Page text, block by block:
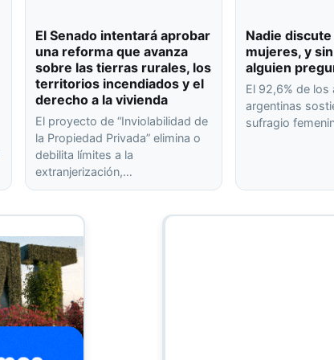
El Senado intentará aprobar
una reforma que avanza
sobre las tierras rurales, los
territorios incendiados y el
derecho a la vivienda
El proyecto de “Inviolabilidad de
la Propiedad Privada” elimina o
debilita límites a la
extranjerización,…
Nadie
mujeres, y
alguien
El 92,6% de los
argentinas
sufragio